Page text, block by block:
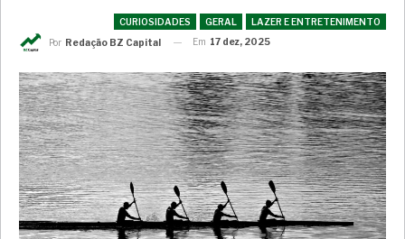
CURIOSIDADES GERAL
LAZER E ENTRETENIMENTO
Por Redação BZ Capital Em 17 dez, 2025